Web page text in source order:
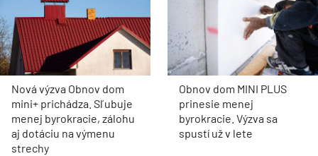
Nová výzva Obnov dom
mini+ prichádza. Sľubuje
menej byrokracie, zálohu
aj dotáciu na výmenu
strechy
Obnov dom MINI PLUS
prinesie menej
byrokracie. Výzva sa
spustí už v lete